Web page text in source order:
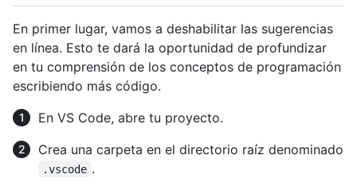
En primer lugar, vamos a deshabilitar las sugerencias
en línea. Esto te dará la oportunidad de profundizar
en tu comprensión de los conceptos de programación
escribiendo más código.
En VS Code, abre tu proyecto.
Crea una carpeta en el directorio raíz denominado
.vscode .